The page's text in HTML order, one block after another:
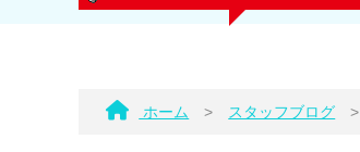
ホーム > スタッフブログ >